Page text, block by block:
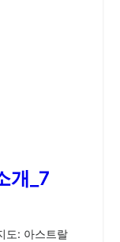
개_7
도: 아스트랄